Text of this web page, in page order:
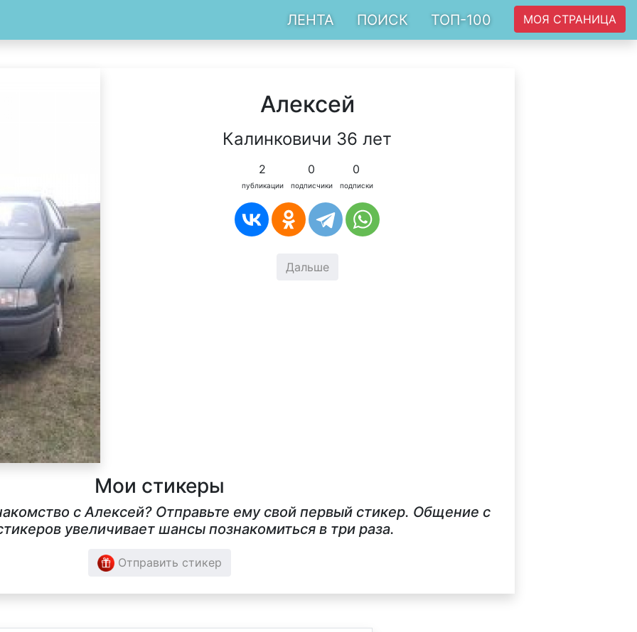
ЛЕНТА ПОИСК ТОП-100 МОЯ СТРАНИЦА
Алексей
Калинковичи 36 лет
2
публикации
0
подписчики
0
подписки
Дальше
Мои стикеры
с Алексей? Отправьте ему свой первый стикер. Общение с
увеличивает шансы познакомиться в три раза.
Отправить стикер